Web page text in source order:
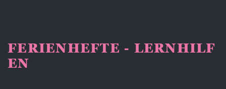
FERIENHEFTE - LERNHILF
EN